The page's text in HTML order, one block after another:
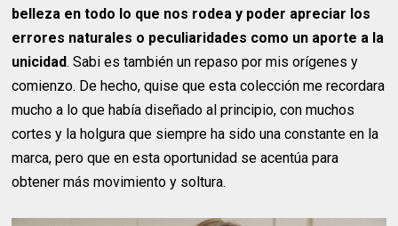
belleza en todo lo que nos rodea y poder apreciar los
errores naturales o peculiaridades como un aporte a la
unicidad. Sabi es también un repaso por mis orígenes y
comienzo. De hecho, quise que esta colección me recordara
mucho a lo que había diseñado al principio, con muchos
cortes y la holgura que siempre ha sido una constante en la
marca, pero que en esta oportunidad se acentúa para
obtener más movimiento y soltura.